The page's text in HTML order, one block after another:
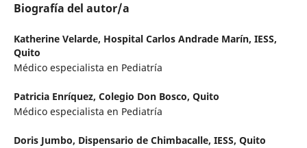
Biografía del autor/a
Katherine Velarde, Hospital Carlos Andrade Marín, IESS,
Quito
Médico especialista en Pediatría
Patricia Enríquez, Colegio Don Bosco, Quito
Médico especialista en Pediatría
Doris Jumbo, Dispensario de Chimbacalle, IESS, Quito